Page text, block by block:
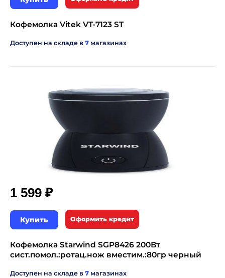
Кофемолка Vitek VT-7123 ST
Доступен на складе в 7 магазинах
1 599 ₽
Купить Оформить кредит
Кофемолка Starwind SGP8426 200Вт
сист.помол.:ротац.нож вместим.:80гр черный
Доступен на складе в 7 магазинах